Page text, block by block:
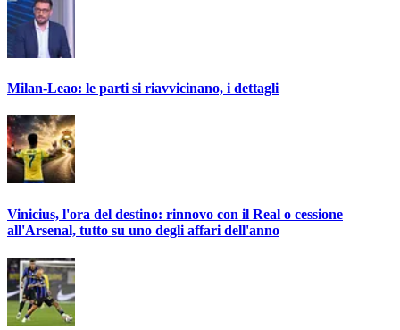
Milan-Leao: le parti si riavvicinano, i dettagli
Vinicius, l'ora del destino: rinnovo con il Real o cessione
all'Arsenal, tutto su uno degli affari dell'anno